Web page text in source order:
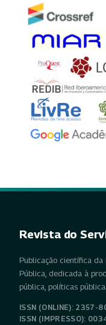
Revista do
Publicação científica
Pública, dedicada à
pública, políticas
ISSN (ONLINE): 2357-
ISSN (IMPRESSO):